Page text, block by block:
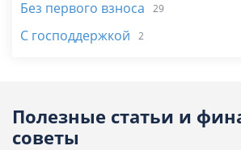
Без первого взноса 29
С господдержкой 2
Полезные статьи и
советы